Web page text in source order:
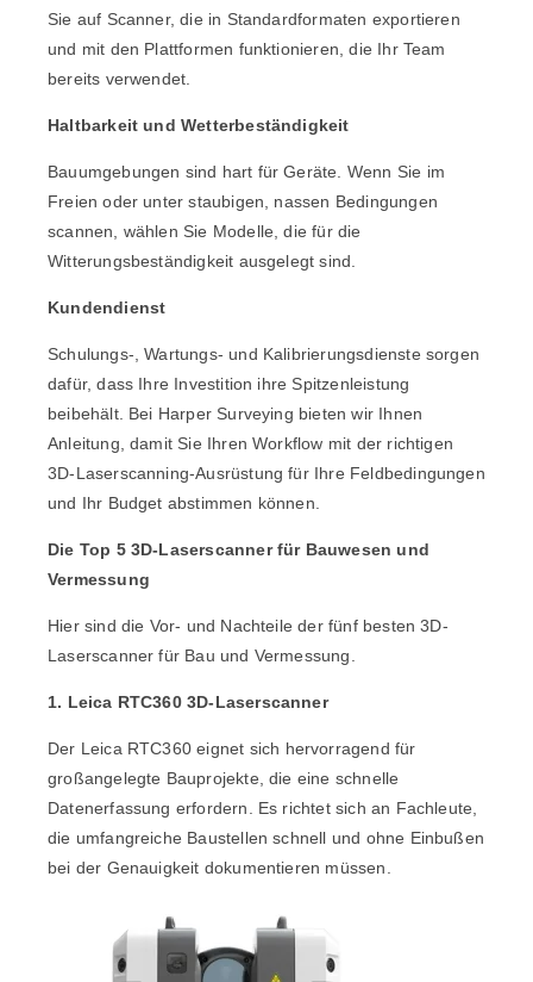
Sie auf Scanner, die in Standardformaten exportieren
und mit den Plattformen funktionieren, die Ihr Team
bereits verwendet.
Haltbarkeit und Wetterbeständigkeit
Bauumgebungen sind hart für Geräte. Wenn Sie im
Freien oder unter staubigen, nassen Bedingungen
scannen, wählen Sie Modelle, die für die
Witterungsbeständigkeit ausgelegt sind.
Kundendienst
Schulungs-, Wartungs- und Kalibrierungsdienste sorgen
dafür, dass Ihre Investition ihre Spitzenleistung
beibehält. Bei Harper Surveying bieten wir Ihnen
Anleitung, damit Sie Ihren Workflow mit der richtigen
3D-Laserscanning-Ausrüstung für Ihre Feldbedingungen
und Ihr Budget abstimmen können.
Die Top 5 3D-Laserscanner für Bauwesen und
Vermessung
Hier sind die Vor- und Nachteile der fünf besten 3D-
Laserscanner für Bau und Vermessung.
1. Leica RTC360 3D-Laserscanner
Der Leica RTC360 eignet sich hervorragend für
großangelegte Bauprojekte, die eine schnelle
Datenerfassung erfordern. Es richtet sich an Fachleute,
die umfangreiche Baustellen schnell und ohne Einbußen
bei der Genauigkeit dokumentieren müssen.